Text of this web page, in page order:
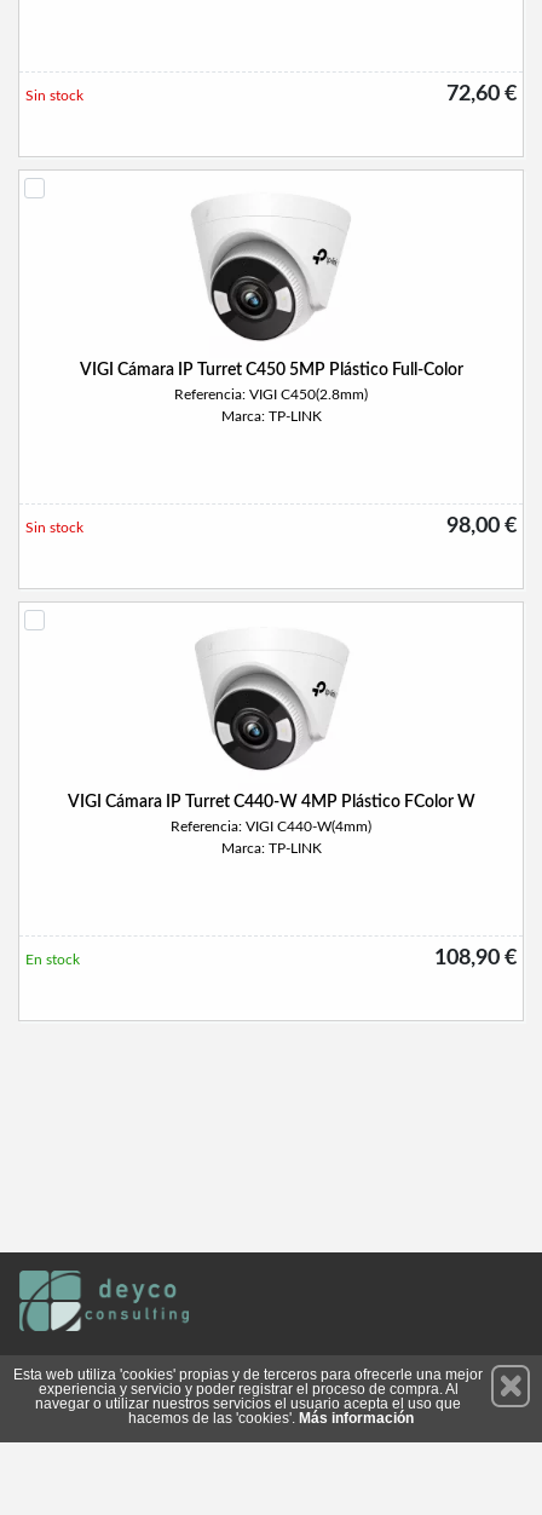
72,60 €
Sin stock
VIGI Cámara IP Turret C450 5MP Plástico Full-Color
Referencia: VIGI C450(2.8mm)
Marca: TP-LINK
98,00 €
Sin stock
VIGI Cámara IP Turret C440-W 4MP Plástico FColor W
Referencia: VIGI C440-W(4mm)
Marca: TP-LINK
108,90 €
En stock
Suscríbete
Esta web utiliza 'cookies' propias y de terceros para ofrecerle una mejor
experiencia y servicio y poder registrar el proceso de compra. Al
navegar o utilizar nuestros servicios el usuario acepta el uso que
hacemos de las 'cookies'. Más información